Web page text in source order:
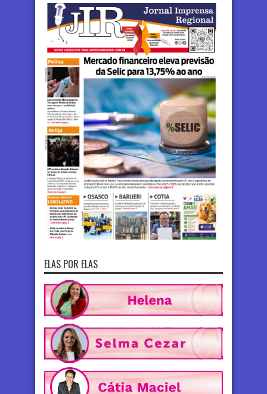
ELAS POR ELAS